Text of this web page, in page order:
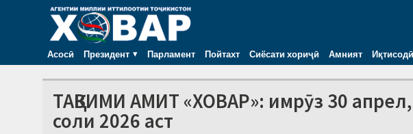
Асосӣ Президент Парламент Пойтахт Сиёсати хориҷӣ Амният Иқтисодӣ
ТАҚВИМИ АМИТ «ХОВАР»: имрӯз 30
соли 2026 аст